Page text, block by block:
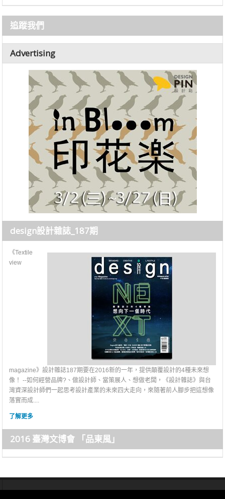
追蹤我們
Advertising
design設計雜誌_187期
《Textile
view
magazine》設計雜誌187期要在2016新的一年，提供顛覆設計的4種未來想
像！ --如何經營品牌?、做設計師、當策展人、想做老闆，《設計雜誌》與台
灣資深設計師們一起思考設計產業的未來四大走向，來隨著前人腳步把這想像
落實而成....
了解更多
2016 臺灣文博會 「品東風」